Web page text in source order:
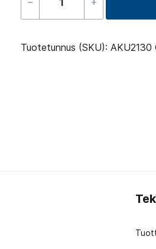
Horizontside
panel
Tuotetunnus (SKU): AKU2130